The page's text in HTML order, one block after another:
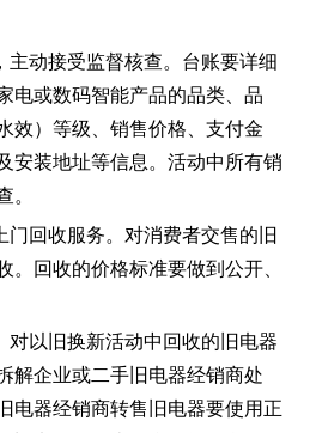
主动接受监督核查。台账要详细
电或数码智能产品的品类、品
效）等级、销售价格、支付金
安装地址等信息。活动中所有销
。
门回收服务。对消费者交售的旧
。回收的价格标准要做到公开、
对以旧换新活动中回收的旧电器
解企业或二手旧电器经销商处
电器经销商转售旧电器要使用正